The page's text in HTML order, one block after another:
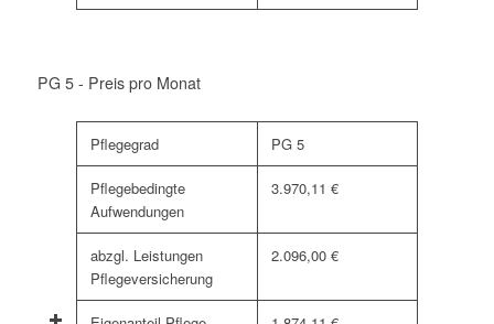
PG 5 - Preis pro Monat
Pflegegrad PG 5
Pflegebedingte
Aufwendungen
3.970,11 €
abzgl. Leistungen
Pflegeversicherung
2.096,00 €